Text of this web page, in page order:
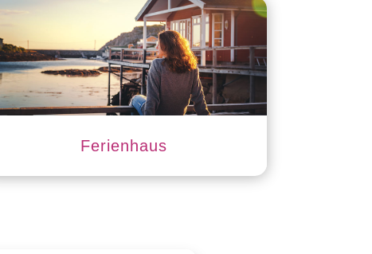
Ferienhaus